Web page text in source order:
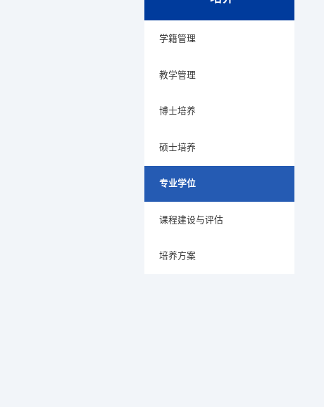
学籍管理
教学管理
博士培养
硕士培养
专业学位
课程建设与评估
培养方案